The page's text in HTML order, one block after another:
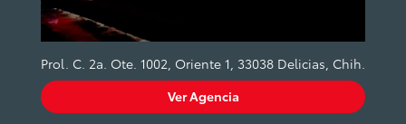
Prol. C. 2a. Ote. 1002, Oriente 1, 33038 Delicias, Chih.
Ver Agencia